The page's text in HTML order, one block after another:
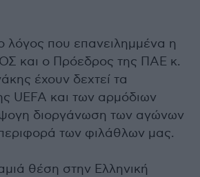
λόγος που επανειλημμένα η
και ο Πρόεδρος της ΠΑΕ κ.
έχουν δεχτεί τα
UEFA και των αρμόδιων
διοργάνωση των αγώνων
των φιλάθλων μας.
θέση στην Ελληνική